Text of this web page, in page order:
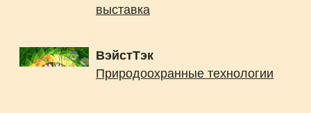
выставка
ВэйстТэк
Природоохранные технологии